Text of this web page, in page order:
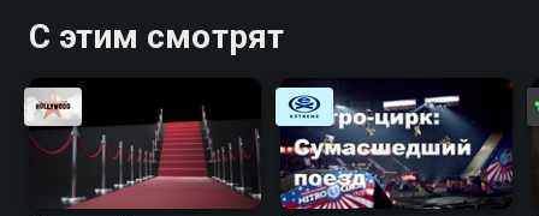
С этим смотрят